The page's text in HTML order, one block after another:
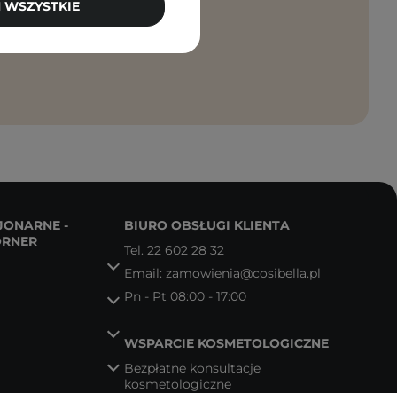
-
BIURO OBSŁUGI KLIENTA
Tel. 22 602 28 32
Email: zamowienia@cosibella.pl
Pn - Pt 08:00 - 17:00
WSPARCIE KOSMETOLOGICZNE
Bezpłatne konsultacje
kosmetologiczne